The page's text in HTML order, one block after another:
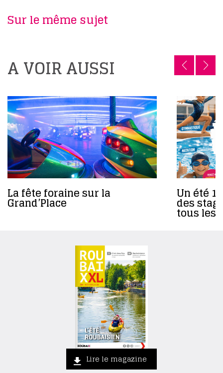
Sur le même sujet
A VOIR AUSSI
La fête foraine sur la
Grand’Place
Un été
des
tous les
Lire le magazine